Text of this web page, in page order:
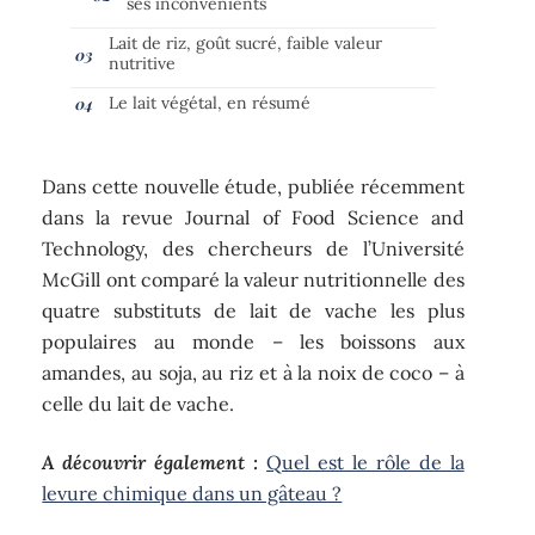
Lait de riz, goût sucré, faible valeur
nutritive
Le lait végétal, en résumé
Dans cette nouvelle étude, publiée récemment
dans la revue Journal of Food Science and
Technology, des chercheurs de l’Université
McGill ont comparé la valeur nutritionnelle des
quatre substituts de lait de vache les plus
populaires au monde – les boissons aux
amandes, au soja, au riz et à la noix de coco – à
celle du lait de vache.
A découvrir également : Quel est le rôle de la
levure chimique dans un gâteau ?